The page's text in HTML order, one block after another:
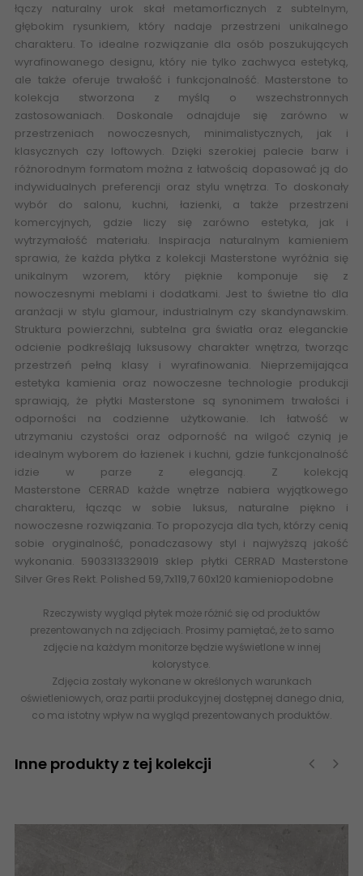
łączy naturalny urok skał metamorficznych z subtelnym,
głębokim rysunkiem, który nadaje przestrzeni unikalnego
charakteru. To idealne rozwiązanie dla osób poszukujących
wyrafinowanego designu, który nie tylko zachwyca estetyką,
ale także oferuje trwałość i funkcjonalność. Masterstone to
kolekcja stworzona z myślą o wszechstronnych
zastosowaniach. Doskonale odnajduje się zarówno w
przestrzeniach nowoczesnych, minimalistycznych, jak i
klasycznych czy loftowych. Dzięki szerokiej palecie barw i
różnorodnym formatom można z łatwością dopasować ją do
indywidualnych preferencji oraz stylu wnętrza. To doskonały
wybór do salonu, kuchni, łazienki, a także przestrzeni
komercyjnych, gdzie liczy się zarówno estetyka, jak i
wytrzymałość materiału. Inspiracja naturalnym kamieniem
sprawia, że każda płytka z kolekcji Masterstone wyróżnia się
unikalnym wzorem, który pięknie komponuje się z
nowoczesnymi meblami i dodatkami. Jest to świetne tło dla
aranżacji w stylu glamour, industrialnym czy skandynawskim.
Struktura powierzchni, subtelna gra światła oraz eleganckie
odcienie podkreślają luksusowy charakter wnętrza, tworząc
przestrzeń pełną klasy i wyrafinowania. Nieprzemijająca
estetyka kamienia oraz nowoczesne technologie produkcji
sprawiają, że płytki Masterstone są synonimem trwałości i
odporności na codzienne użytkowanie. Ich łatwość w
utrzymaniu czystości oraz odporność na wilgoć czynią je
idealnym wyborem do łazienek i kuchni, gdzie funkcjonalność
idzie w parze z elegancją. Z kolekcją
Masterstone CERRAD każde wnętrze nabiera wyjątkowego
charakteru, łącząc w sobie luksus, naturalne piękno i
nowoczesne rozwiązania. To propozycja dla tych, którzy cenią
sobie oryginalność, ponadczasowy styl i najwyższą jakość
wykonania. 5903313329019 sklep płytki CERRAD Masterstone
Silver Gres Rekt. Polished 59,7x119,7 60x120 kamieniopodobne
Rzeczywisty wygląd płytek może różnić się od produktów
prezentowanych na zdjęciach. Prosimy pamiętać, że to samo
zdjęcie na każdym monitorze będzie wyświetlone w innej
kolorystyce.
Zdjęcia zostały wykonane w określonych warunkach
oświetleniowych, oraz partii produkcyjnej dostępnej danego dnia,
co ma istotny wpływ na wygląd prezentowanych produktów.
Inne produkty z tej kolekcji